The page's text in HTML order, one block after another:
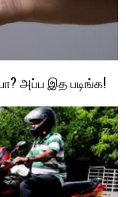
அப்ப இத படிங்க!